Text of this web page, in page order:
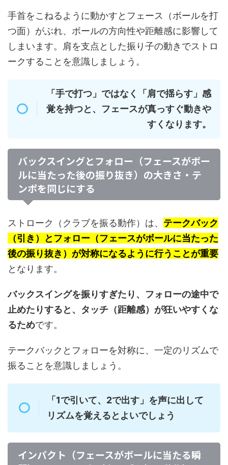
手首をこねるように動かすとフェース（ボールを打
つ面）がぶれ、ボールの方向性や距離感に影響して
しまいます。肩を支点とした振り子の動きでストロ
ークすることを意識しましょう。
「手で打つ」ではなく「肩で揺らす」感
覚を持つと、フェースが真っすぐ動きや
すくなります。
バックスイングとフォロー（フェースがボー
ルに当たった後の振り抜き）の大きさ・テ
ンポを同じにする
ストローク（クラブを振る動作）は、 テークバック
（引き）とフォロー（フェースがボールに当たった
後の振り抜き）が対称になるように行うことが重要
となります。
バックスイングを振りすぎたり、フォローの途中で
止めたりすると、タッチ（距離感）が狂いやすくな
るためです。
テークバックとフォローを対称に、一定のリズムで
振ることを意識しましょう。
「1で引いて、2で出す」を声に出して
リズムを覚えるとよいでしょう
インパクト（フェースがボールに当たる瞬